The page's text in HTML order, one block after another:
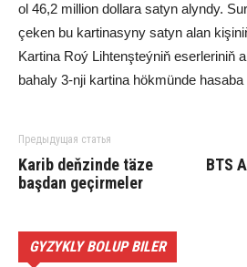
ol 46,2 mil­li­on dol­la­ra sa­tyn alyn­dy.
çe­ken bu kar­ti­na­sy­ny sa­tyn alan
Kar­ti­na Roý Lih­tenş­teý­niň eser­le­ri­niň
ba­ha­ly 3-nji kar­ti­na hök­mün­de ha­sa­ba
Предыдущая статья
Karib deňzinde täze
başdan geçirmeler
BTS
GYZYKLY BOLUP BILER